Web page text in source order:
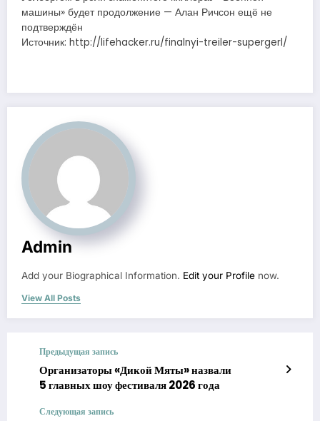
машины» будет продолжение — Алан Ричсон ещё не
подтверждён
Источник: http://lifehacker.ru/finalnyi-treiler-supergerl/
Admin
Add your Biographical Information. Edit your Profile now.
View All Posts
Предыдущая запись
Организаторы «Дикой Мяты» назвали
5 главных шоу фестиваля 2026 года
Следующая запись